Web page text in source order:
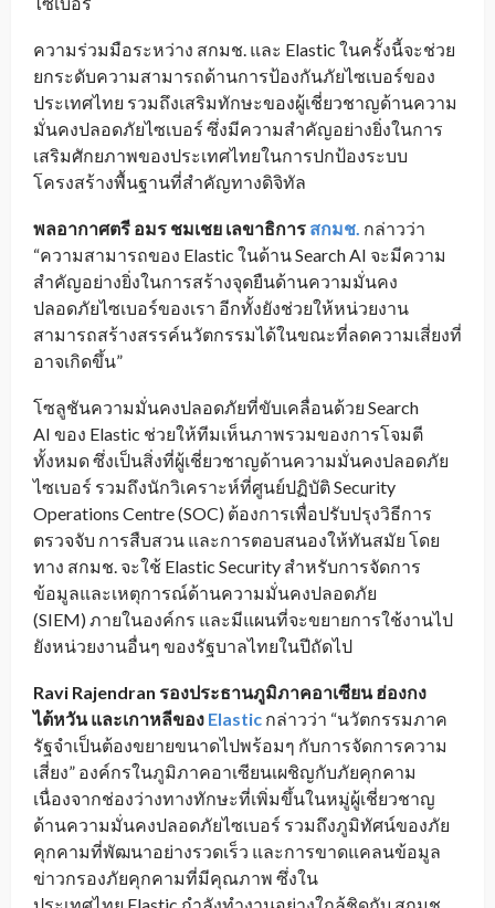
ความร่วมมือระหว่าง สกมช. และ Elastic ในครั้งนี้จะช่วย
ยกระดับความสามารถด้านการป้องกันภัยไซเบอร์ของ
ประเทศไทย รวมถึงเสริมทักษะของผู้เชี่ยวชาญด้านความ
มั่นคงปลอดภัยไซเบอร์ ซึ่งมีความสำคัญอย่างยิ่งในการ
เสริมศักยภาพของประเทศไทยในการปกป้องระบบ
โครงสร้างพื้นฐานที่สำคัญทางดิจิทัล
พลอากาศตรี อมร ชมเชย เลขาธิการ สกมช. กล่าวว่า
“ความสามารถของ Elastic ในด้าน Search AI จะมีความ
สำคัญอย่างยิ่งในการสร้างจุดยืนด้านความมั่นคง
ปลอดภัยไซเบอร์ของเรา อีกทั้งยังช่วยให้หน่วยงาน
สามารถสร้างสรรค์นวัตกรรมได้ในขณะที่ลดความเสี่ยงที่
อาจเกิดขึ้น”
โซลูชันความมั่นคงปลอดภัยที่ขับเคลื่อนด้วย Search
AI ของ Elastic ช่วยให้ทีมเห็นภาพรวมของการโจมตี
ทั้งหมด ซึ่งเป็นสิ่งที่ผู้เชี่ยวชาญด้านความมั่นคงปลอดภัย
ไซเบอร์ รวมถึงนักวิเคราะห์ที่ศูนย์ปฏิบัติ Security
Operations Centre (SOC) ต้องการเพื่อปรับปรุงวิธีการ
ตรวจจับ การสืบสวน และการตอบสนองให้ทันสมัย โดย
ทาง สกมช. จะใช้ Elastic Security สำหรับการจัดการ
ข้อมูลและเหตุการณ์ด้านความมั่นคงปลอดภัย
(SIEM) ภายในองค์กร และมีแผนที่จะขยายการใช้งานไป
ยังหน่วยงานอื่นๆ ของรัฐบาลไทยในปีถัดไป
Ravi Rajendran รองประธานภูมิภาคอาเซียน ฮ่องกง
ไต้หวัน และเกาหลีของ Elastic กล่าวว่า “นวัตกรรมภาค
รัฐจำเป็นต้องขยายขนาดไปพร้อมๆ กับการจัดการความ
เสี่ยง” องค์กรในภูมิภาคอาเซียนเผชิญกับภัยคุกคาม
เนื่องจากช่องว่างทางทักษะที่เพิ่มขึ้นในหมู่ผู้เชี่ยวชาญ
ด้านความมั่นคงปลอดภัยไซเบอร์ รวมถึงภูมิทัศน์ของภัย
คุกคามที่พัฒนาอย่างรวดเร็ว และการขาดแคลนข้อมูล
ข่าวกรองภัยคุกคามที่มีคุณภาพ ซึ่งใน